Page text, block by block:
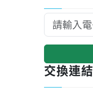
交換連結